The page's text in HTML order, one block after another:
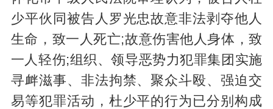
少平伙同被告人罗光忠故意非法剥夺他人
生命，致一人死亡;故意伤害他人身体，致
一人轻伤;组织、领导恶势力犯罪集团实施
寻衅滋事、非法拘禁、聚众斗殴、强迫交
易等犯罪活动，杜少平的行为已分别构成